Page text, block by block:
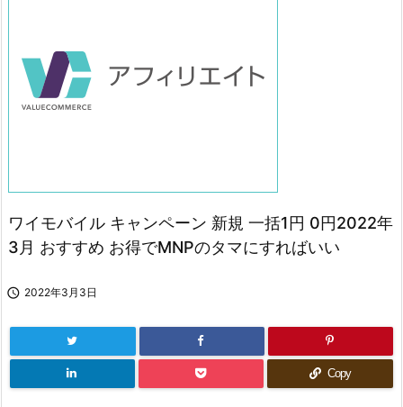
ワイモバイル キャンペーン 新規 一括1円 0円2022年
3月 おすすめ お得でMNPのタマにすればいい
 2022年3月3日
Copy